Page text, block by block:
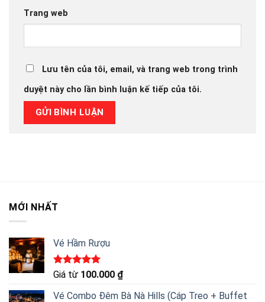
Trang web
Lưu tên của tôi, email, và trang web trong trình
duyệt này cho lần bình luận kế tiếp của tôi.
MỚI NHẤT
Vé Hầm Rượu
Được xếp
5 sao
Giá từ 100.000 ₫
Vé Combo Đêm Bà Nà Hills (Cáp Treo + Buffet